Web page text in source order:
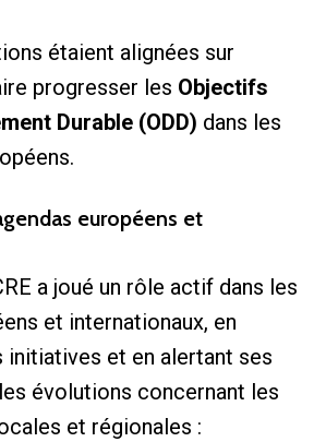
étaient alignées sur
progresser les Objectifs
Durable (ODD) dans les
européens et
a joué un rôle actif dans les
et internationaux, en
initiatives et en alertant ses
évolutions concernant les
et régionales :